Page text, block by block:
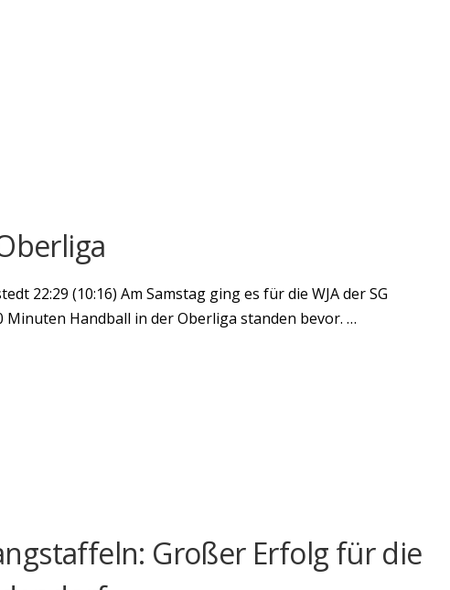
22:29 (10:16) Am Samstag ging es für die WJA der SG
Minuten Handball in der Oberliga standen bevor. …
Großer Erfolg für die